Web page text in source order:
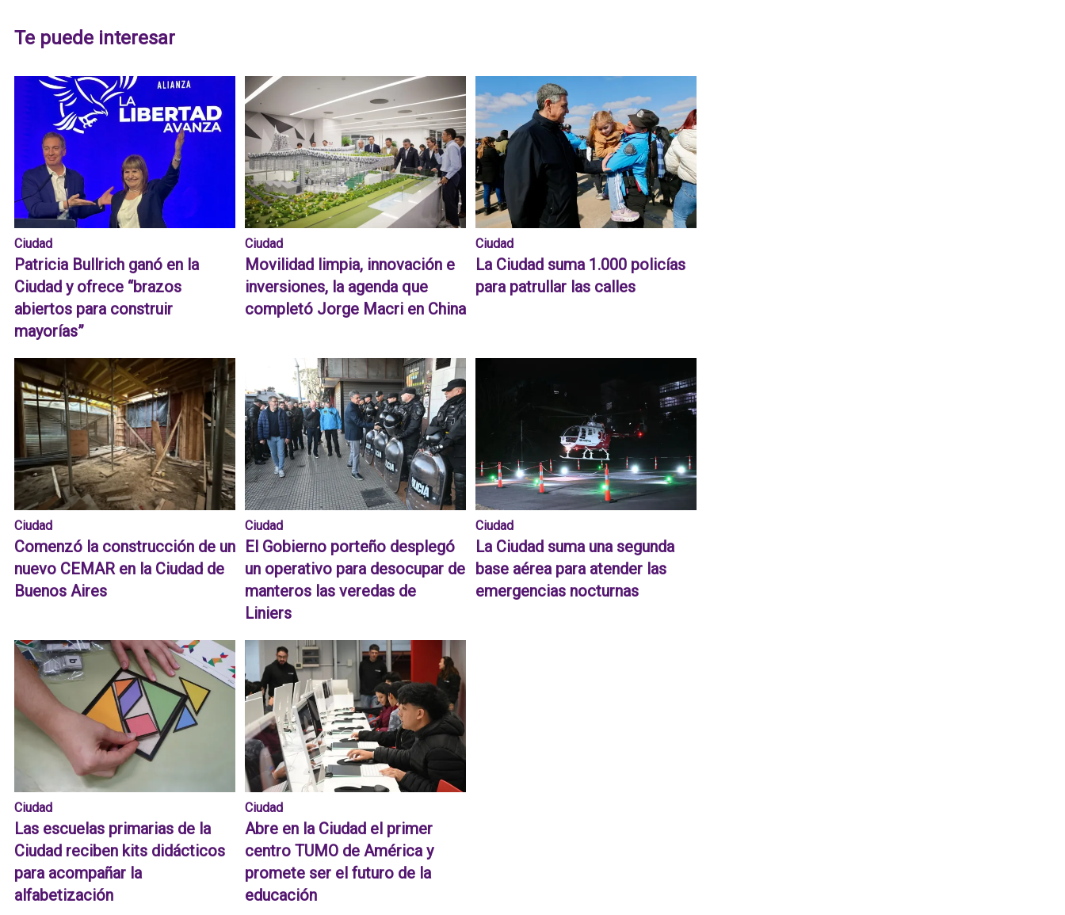
Te puede interesar
Ciudad
Patricia Bullrich ganó en la
Ciudad y ofrece “brazos
abiertos para construir
mayorías”
Ciudad
Movilidad limpia, innovación e
inversiones, la agenda que
completó Jorge Macri en China
Ciudad
La Ciudad suma 1.000 policías
para patrullar las calles
Ciudad
Comenzó la construcción de un
nuevo CEMAR en la Ciudad de
Buenos Aires
Ciudad
El Gobierno porteño desplegó
un operativo para desocupar de
manteros las veredas de
Liniers
Ciudad
La Ciudad suma una segunda
base aérea para atender las
emergencias nocturnas
Ciudad
Las escuelas primarias de la
Ciudad reciben kits didácticos
para acompañar la
alfabetización
Ciudad
Abre en la Ciudad el primer
centro TUMO de América y
promete ser el futuro de la
educación